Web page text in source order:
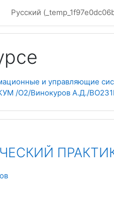
Русский
и управляющие
/О2/Винокуров А.Д./